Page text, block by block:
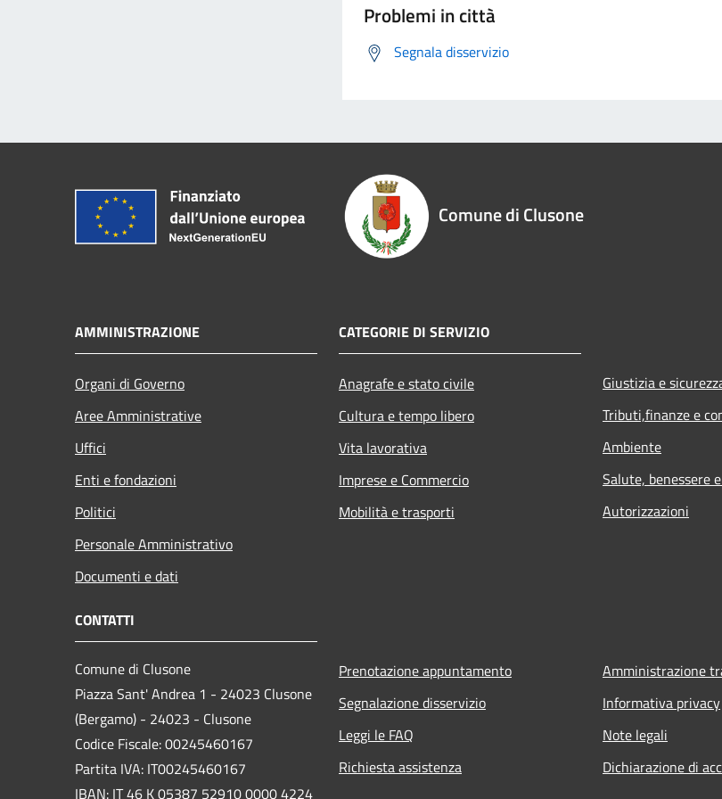
Problemi in città
Segnala disservizio
Comune di Clusone
AMMINISTRAZIONE
Organi di Governo
Aree Amministrative
Uffici
Enti e fondazioni
Politici
Personale Amministrativo
Documenti e dati
CATEGORIE DI SERVIZIO
Anagrafe e stato civile
Cultura e tempo libero
Vita lavorativa
Imprese e Commercio
Mobilità e trasporti
Giustizia e
Tributi,finanze e
Ambiente
Salute, benessere
Autorizzazioni
CONTATTI
Comune di Clusone
Piazza Sant' Andrea 1 - 24023 Clusone
(Bergamo) - 24023 - Clusone
Codice Fiscale: 00245460167
Partita IVA: IT00245460167
IBAN: IT 46 K 05387 52910 0000 4224
Prenotazione appuntamento
Segnalazione disservizio
Leggi le FAQ
Richiesta assistenza
Amministrazione
Informativa privacy
Note legali
Dichiarazione di